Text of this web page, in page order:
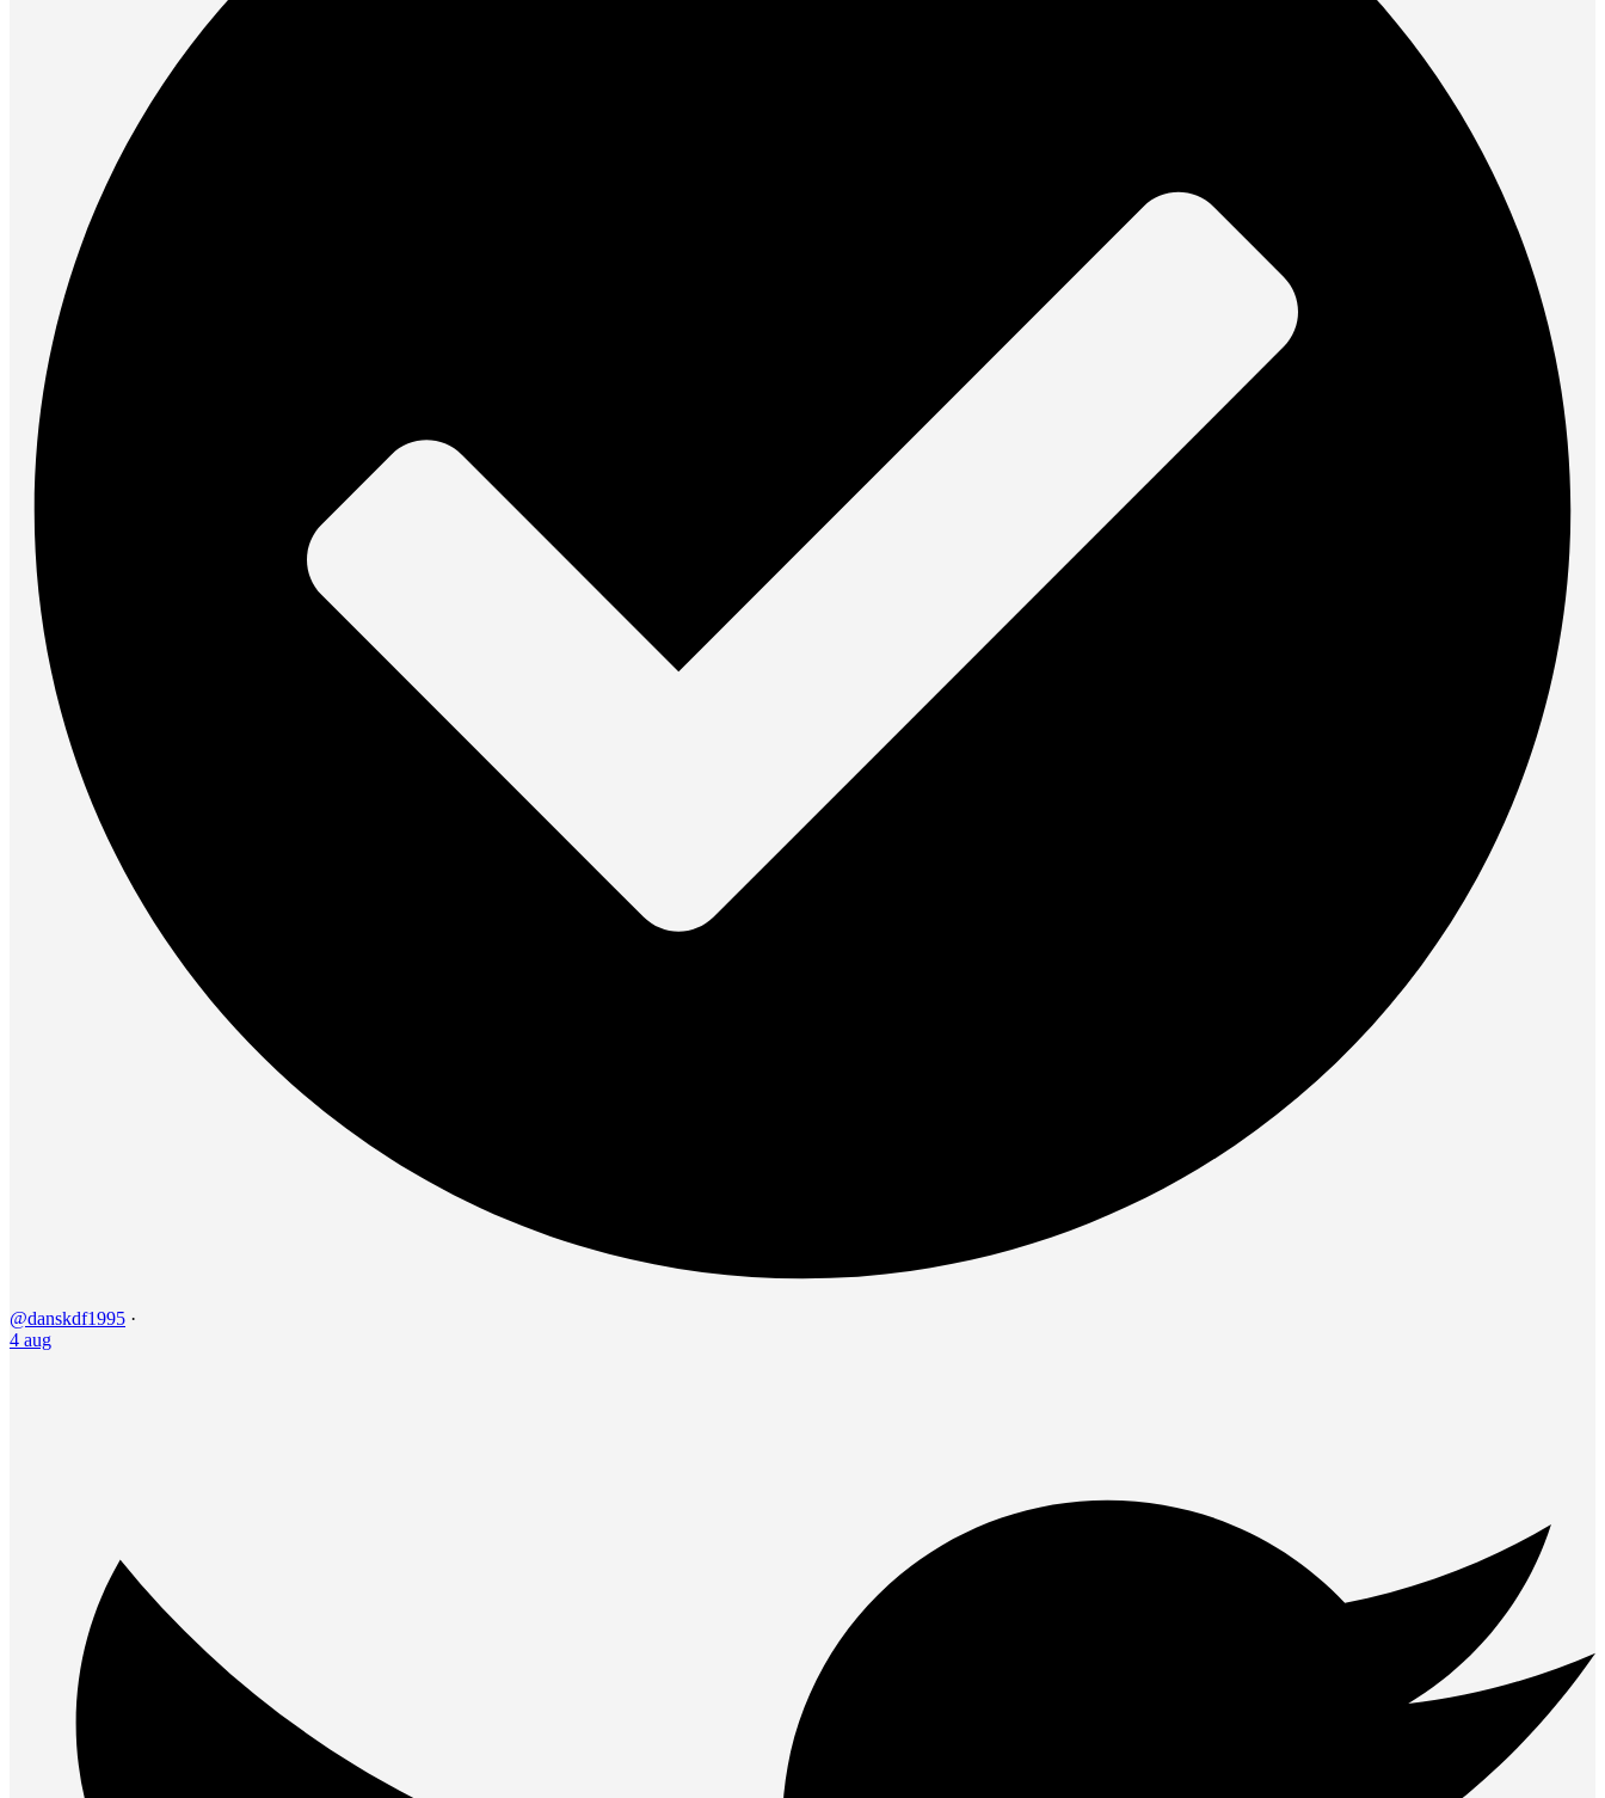
@danskdf1995 ·
4 aug